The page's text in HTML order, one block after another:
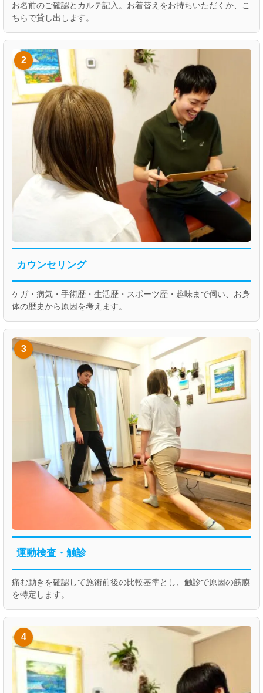
お名前のご確認とカルテ記入。お着替えをお持ちいただくか、こ
ちらで貸し出します。
2
カウンセリング
ケガ・病気・手術歴・生活歴・スポーツ歴・趣味まで伺い、お身
体の歴史から原因を考えます。
3
運動検査・触診
痛む動きを確認して施術前後の比較基準とし、触診で原因の筋膜
を特定します。
4